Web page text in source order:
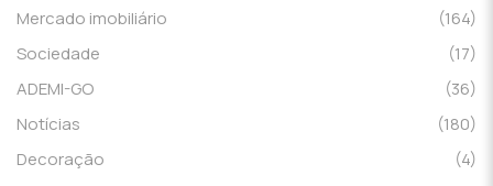
Mercado imobiliário
(164)
Sociedade
(17)
ADEMI-GO
(36)
Notícias
(180)
Decoração
(4)